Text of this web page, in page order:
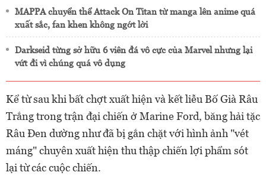
MAPPA chuyển thể Attack On Titan từ manga lên anime quá
xuất sắc, fan khen không ngớt lời
Darkseid từng sở hữu 6 viên đá vô cực của Marvel nhưng lại
vứt đi vì chúng quá vô dụng
Kể từ sau khi bất chợt xuất hiện và kết liễu Bố Già Râu
Trắng trong trận đại chiến ở Marine Ford, băng hải tặc
Râu Đen dường như đã bị gắn chặt với hình ảnh "vét
máng" chuyên xuất hiện thu thập chiến lợi phẩm sót
lại từ các cuộc chiến.